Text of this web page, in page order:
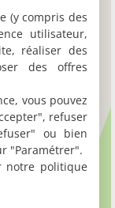
(y compris des
utilisateur,
réaliser des
des offres
vous pouvez
refuser
ou bien
"Paramétrer".
notre politique